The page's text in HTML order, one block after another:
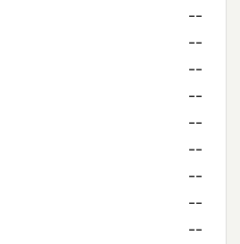
--
--
--
--
--
--
--
--
--